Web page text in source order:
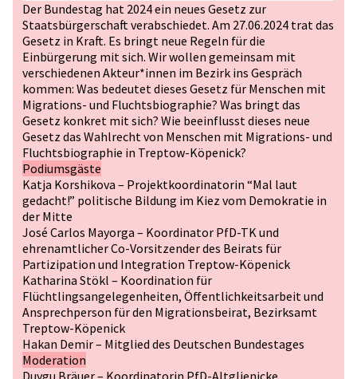
Der Bundestag hat 2024 ein neues Gesetz zur
Staatsbürgerschaft verabschiedet. Am 27.06.2024 trat das
Gesetz in Kraft. Es bringt neue Regeln für die
Einbürgerung mit sich. Wir wollen gemeinsam mit
verschiedenen Akteur*innen im Bezirk ins Gespräch
kommen: Was bedeutet dieses Gesetz für Menschen mit
Migrations- und Fluchtsbiographie? Was bringt das
Gesetz konkret mit sich? Wie beeinflusst dieses neue
Gesetz das Wahlrecht von Menschen mit Migrations- und
Fluchtsbiographie in Treptow-Köpenick?
Podiumsgäste
Katja Korshikova – Projektkoordinatorin “Mal laut
gedacht!” politische Bildung im Kiez vom Demokratie in
der Mitte
José Carlos Mayorga – Koordinator PfD-TK und
ehrenamtlicher Co-Vorsitzender des Beirats für
Partizipation und Integration Treptow-Köpenick
Katharina Stökl – Koordination für
Flüchtlingsangelegenheiten, Öffentlichkeitsarbeit und
Ansprechperson für den Migrationsbeirat, Bezirksamt
Treptow-Köpenick
Hakan Demir – Mitglied des Deutschen Bundestages
Moderation
Duygu Bräuer – Koordinatorin PfD-Altglienicke